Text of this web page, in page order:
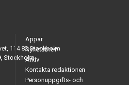
114 82 Stockholm
Stockholm
Appar
Nyhetsbrev
Arkiv
Kontakta redaktionen
Personuppgifts- och